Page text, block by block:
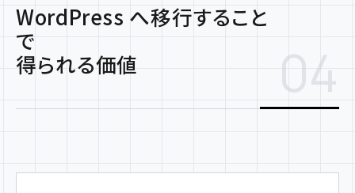
WordPress へ移行すること
で
得られる価値
04